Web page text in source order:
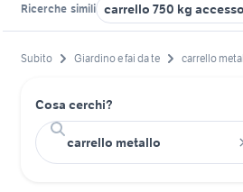
Ricerche simili carrello 750 kg
Subito Giardino e fai da te carrello
Cosa cerchi?